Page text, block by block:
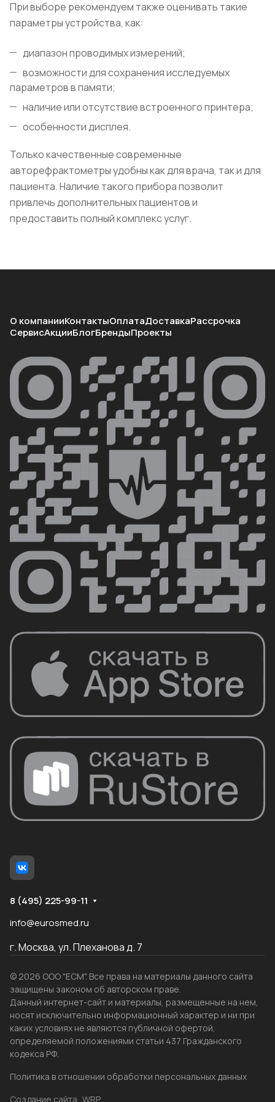
При выборе рекомендуем также оценивать такие
параметры устройства, как:
диапазон проводимых измерений;
возможности для сохранения исследуемых
параметров в памяти;
наличие или отсутствие встроенного принтера;
особенности дисплея.
Только качественные современные
авторефрактометры удобны как для врача, так и для
пациента. Наличие такого прибора позволит
привлечь дополнительных пациентов и
предоставить полный комплекс услуг.
О компанииКонтактыОплатаДоставкаРассрочка
СервисАкцииБлогБрендыПроекты
8 (495) 225-99-11
info@eurosmed.ru
г. Москва, ул. Плеханова д. 7
© 2026 ООО "ЕСМ". Все права на материалы данного сайта
защищены законом об авторском праве.
Данный интернет-сайт и материалы, размещенные на нем,
носят исключительно информационный характер и ни при
каких условиях не являются публичной офертой,
определяемой положениями статьи 437 Гражданского
кодекса РФ.
Политика в отношении обработки персональных данных
Создание сайта WRP